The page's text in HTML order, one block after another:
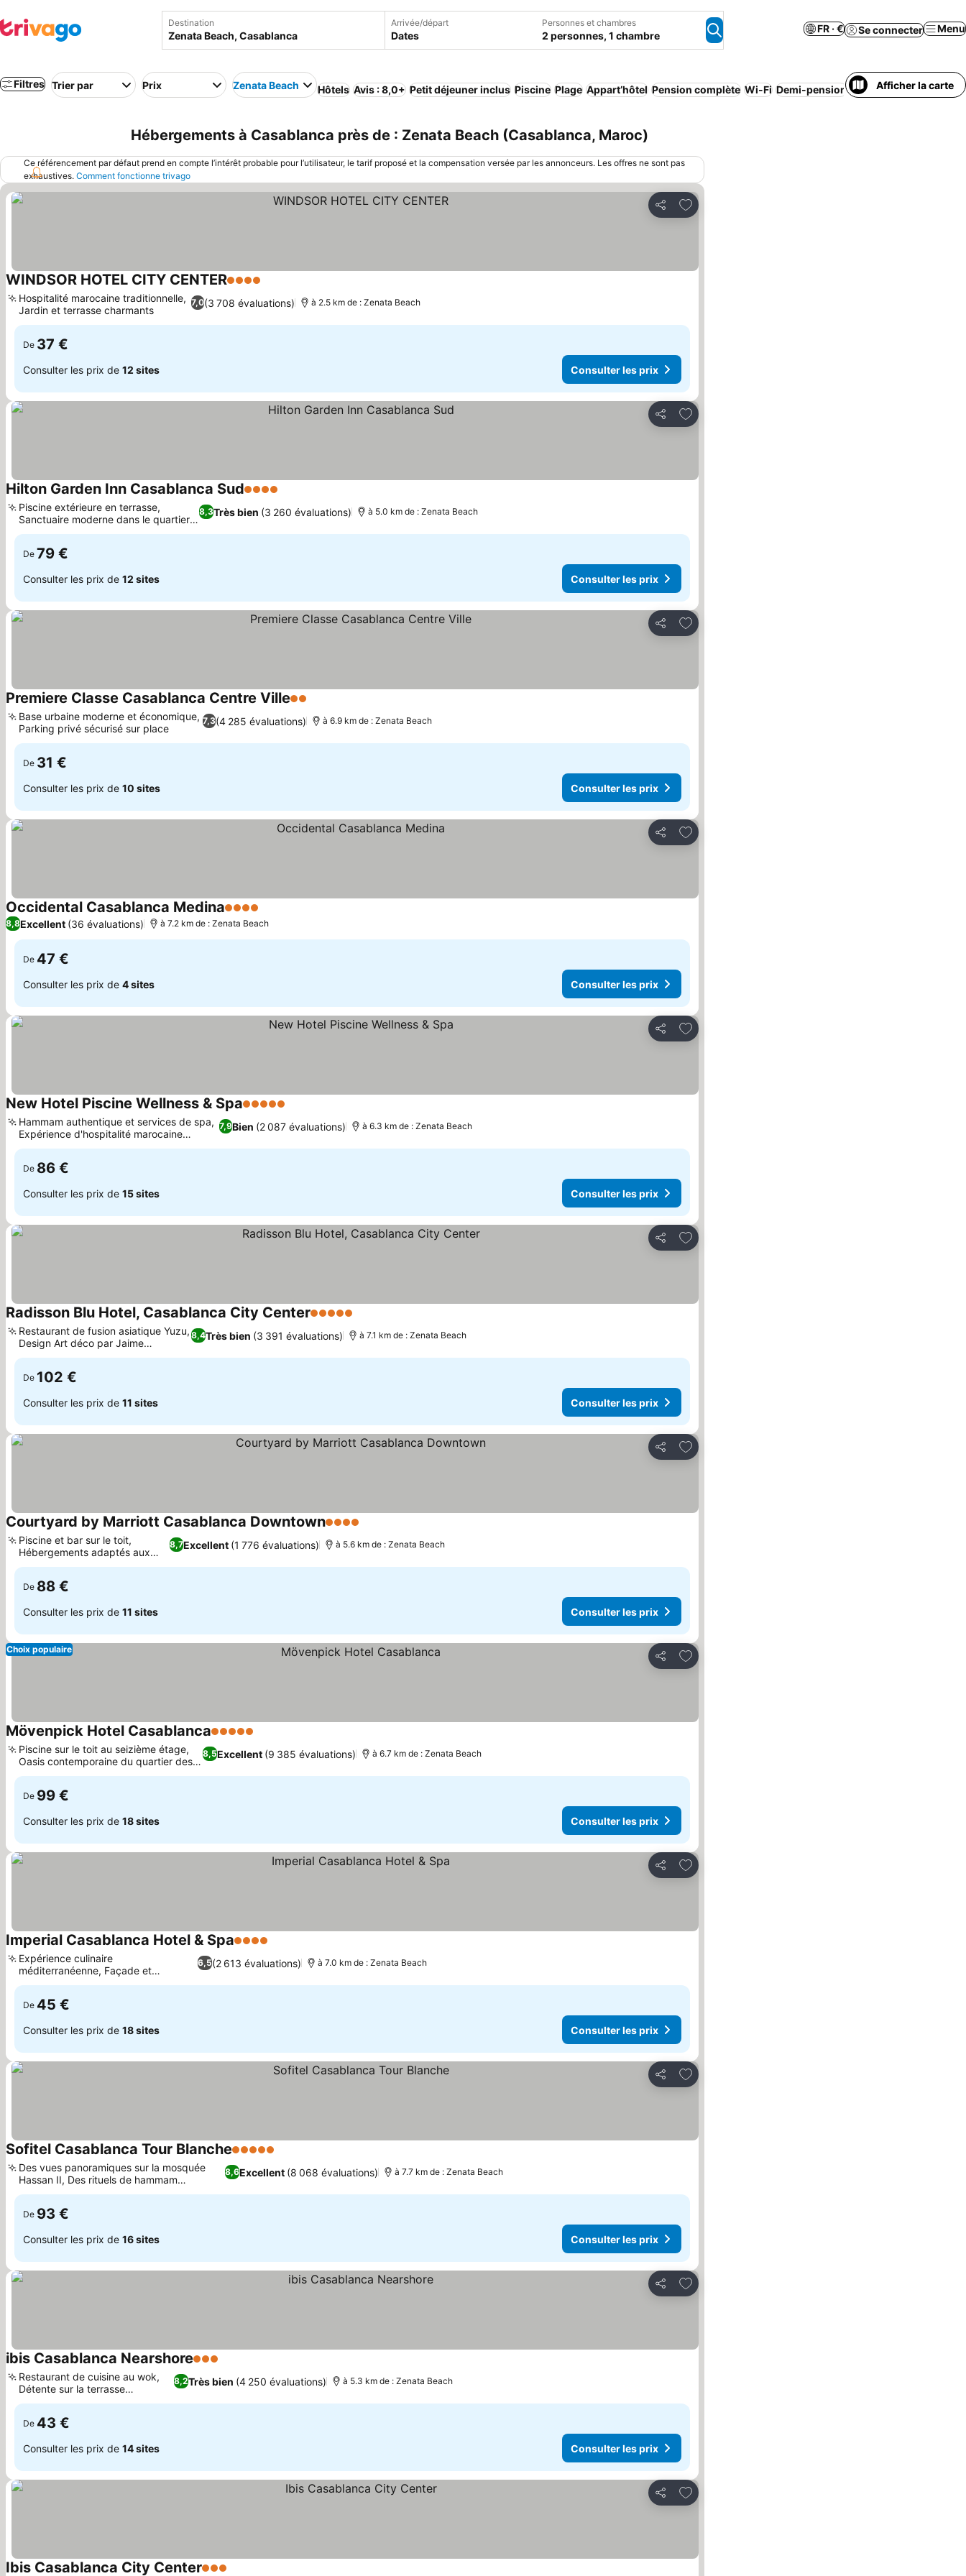
Destination Arrivée/départ
Dates
Personnes et chambres
2 personnes, 1 chambre
FR · € Se connecter Menu
Filtres Trier par Prix Zenata Beach Hôtels Avis : 8,0+ Petit déjeuner inclus Piscine Plage Appart’hôtel Pension complète Wi-Fi Demi-pension Parking Annulation
Afficher la carte
Hébergements à Casablanca près de : Zenata Beach (Casablanca, Maroc)
Ce référencement par défaut prend en compte l’intérêt probable pour l’utilisateur, le tarif proposé et la compensation versée par les annonceurs. Les offres ne sont pas
exhaustives. Comment fonctionne trivago
Partager
Ajouter à mes favoris
WINDSOR HOTEL CITY CENTER4 Étoiles
7,0(3 708 évaluations)
Hospitalité marocaine traditionnelle,
Jardin et terrasse charmants
à 2.5 km de : Zenata Beach
De 37 €
Consulter les prix de 12 sites Consulter les prix
Partager
Ajouter à mes favoris
Hilton Garden Inn Casablanca Sud4 Étoiles
8,3Très bien (3 260 évaluations)
Piscine extérieure en terrasse,
Sanctuaire moderne dans le quartier
des affaires
à 5.0 km de : Zenata Beach
De 79 €
Consulter les prix de 12 sites Consulter les prix
Partager
Ajouter à mes favoris
Premiere Classe Casablanca Centre Ville2 Étoiles
7,3(4 285 évaluations)
Base urbaine moderne et économique,
Parking privé sécurisé sur place
à 6.9 km de : Zenata Beach
De 31 €
Consulter les prix de 10 sites Consulter les prix
Partager
Ajouter à mes favoris
Occidental Casablanca Medina4 Étoiles
8,8Excellent (36 évaluations) à 7.2 km de : Zenata Beach
De 47 €
Consulter les prix de 4 sites Consulter les prix
Partager
Ajouter à mes favoris
New Hotel Piscine Wellness & Spa5 Étoiles
7,9Bien (2 087 évaluations)
Hammam authentique et services de spa,
Expérience d'hospitalité marocaine
moderne
à 6.3 km de : Zenata Beach
De 86 €
Consulter les prix de 15 sites Consulter les prix
Partager
Ajouter à mes favoris
Radisson Blu Hotel, Casablanca City Center5 Étoiles
8,4Très bien (3 391 évaluations)
Restaurant de fusion asiatique Yuzu,
Design Art déco par Jaime
Beriestain
à 7.1 km de : Zenata Beach
De 102 €
Consulter les prix de 11 sites Consulter les prix
Partager
Ajouter à mes favoris
Courtyard by Marriott Casablanca Downtown4 Étoiles
8,7Excellent (1 776 évaluations)
Piscine et bar sur le toit,
Hébergements adaptés aux
familles
à 5.6 km de : Zenata Beach
De 88 €
Consulter les prix de 11 sites Consulter les prix
Partager
Ajouter à mes favoris
Choix populaire
Mövenpick Hotel Casablanca5 Étoiles
8,5Excellent (9 385 évaluations)
Piscine sur le toit au seizième étage,
Oasis contemporaine du quartier des
affaires
à 6.7 km de : Zenata Beach
De 99 €
Consulter les prix de 18 sites Consulter les prix
Partager
Ajouter à mes favoris
Imperial Casablanca Hotel & Spa4 Étoiles
6,5(2 613 évaluations)
Expérience culinaire
méditerranéenne, Façade et
ambiance Art déco
à 7.0 km de : Zenata Beach
De 45 €
Consulter les prix de 18 sites Consulter les prix
Partager
Ajouter à mes favoris
Sofitel Casablanca Tour Blanche5 Étoiles
8,6Excellent (8 068 évaluations)
Des vues panoramiques sur la mosquée
Hassan II, Des rituels de hammam
marocains traditionnels
à 7.7 km de : Zenata Beach
De 93 €
Consulter les prix de 16 sites Consulter les prix
Partager
Ajouter à mes favoris
ibis Casablanca Nearshore3 Étoiles
8,2Très bien (4 250 évaluations)
Restaurant de cuisine au wok,
Détente sur la terrasse
extérieure
à 5.3 km de : Zenata Beach
De 43 €
Consulter les prix de 14 sites Consulter les prix
Partager
Ajouter à mes favoris
Ibis Casablanca City Center